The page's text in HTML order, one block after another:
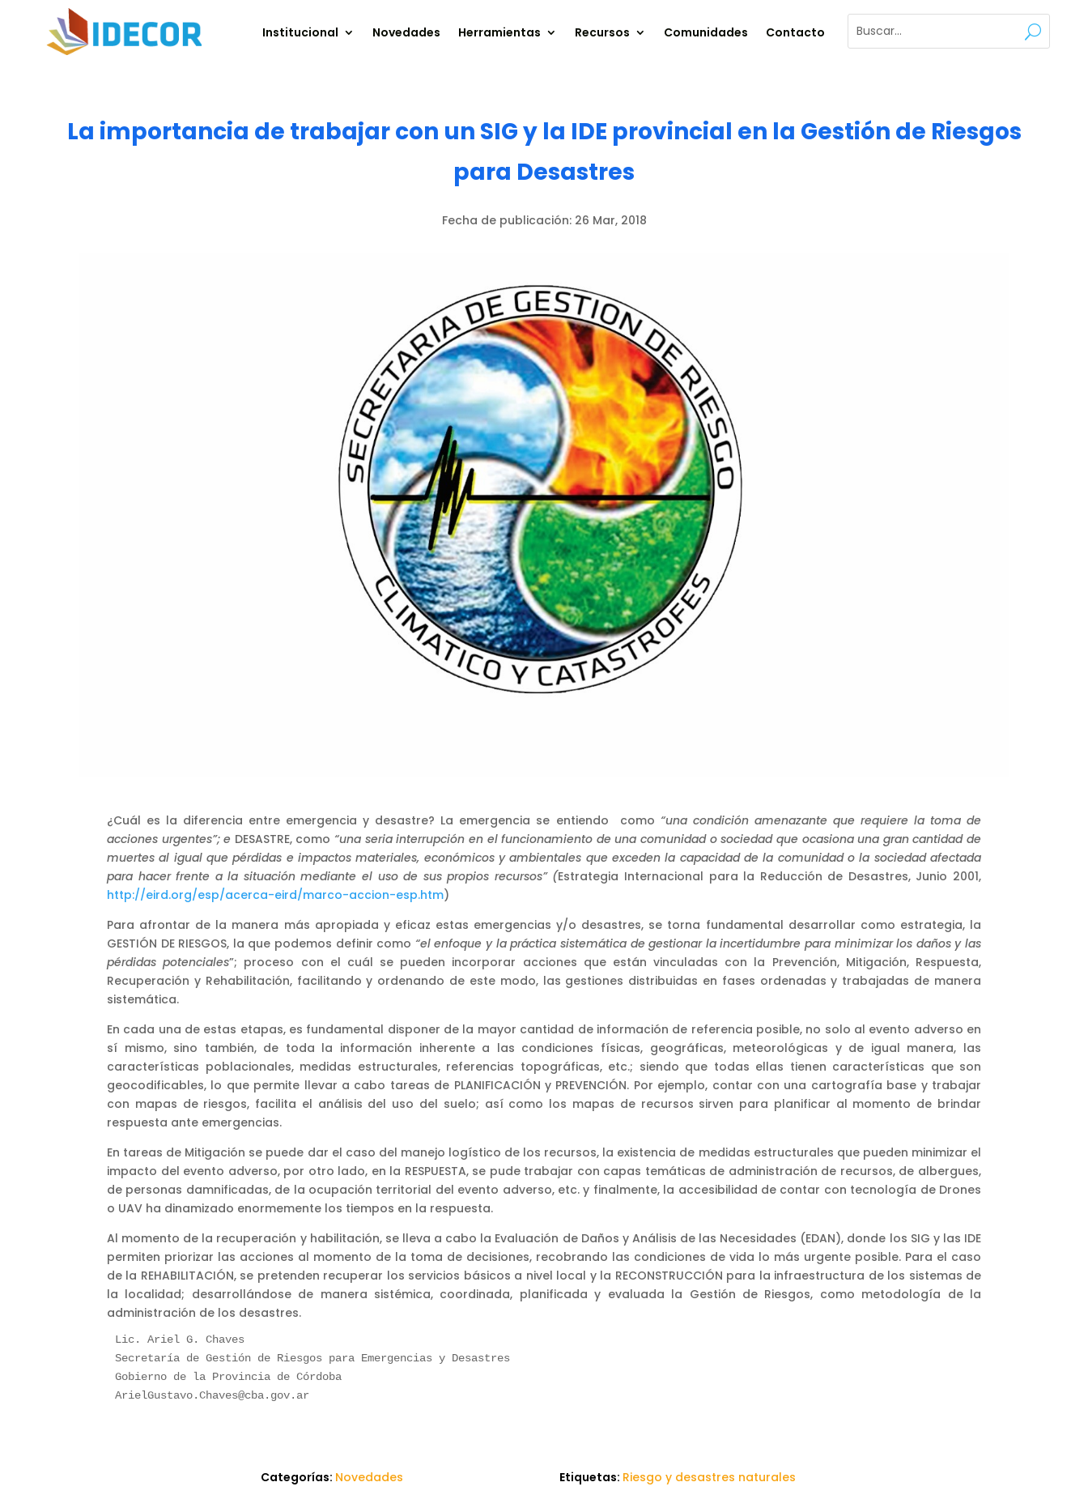
Institucional Novedades Herramientas Recursos Comunidades Contacto
La importancia de trabajar con un SIG y la IDE provincial en la Gestión de Riesgos
para Desastres
Fecha de publicación: 26 Mar, 2018
¿Cuál es la diferencia entre emergencia y desastre? La emergencia se entiendo como “una condición amenazante que requiere la toma de
acciones urgentes”; e DESASTRE, como “una seria interrupción en el funcionamiento de una comunidad o sociedad que ocasiona una gran cantidad de
muertes al igual que pérdidas e impactos materiales, económicos y ambientales que exceden la capacidad de la comunidad o la sociedad afectada
para hacer frente a la situación mediante el uso de sus propios recursos” (Estrategia Internacional para la Reducción de Desastres, Junio 2001,
http://eird.org/esp/acerca-eird/marco-accion-esp.htm)
Para afrontar de la manera más apropiada y eficaz estas emergencias y/o desastres, se torna fundamental desarrollar como estrategia, la
GESTIÓN DE RIESGOS, la que podemos definir como “el enfoque y la práctica sistemática de gestionar la incertidumbre para minimizar los daños y las
pérdidas potenciales”; proceso con el cuál se pueden incorporar acciones que están vinculadas con la Prevención, Mitigación, Respuesta,
Recuperación y Rehabilitación, facilitando y ordenando de este modo, las gestiones distribuidas en fases ordenadas y trabajadas de manera
sistemática.
En cada una de estas etapas, es fundamental disponer de la mayor cantidad de información de referencia posible, no solo al evento adverso en
sí mismo, sino también, de toda la información inherente a las condiciones físicas, geográficas, meteorológicas y de igual manera, las
características poblacionales, medidas estructurales, referencias topográficas, etc.; siendo que todas ellas tienen características que son
geocodificables, lo que permite llevar a cabo tareas de PLANIFICACIÓN y PREVENCIÓN. Por ejemplo, contar con una cartografía base y trabajar
con mapas de riesgos, facilita el análisis del uso del suelo; así como los mapas de recursos sirven para planificar al momento de brindar
respuesta ante emergencias.
En tareas de Mitigación se puede dar el caso del manejo logístico de los recursos, la existencia de medidas estructurales que pueden minimizar el
impacto del evento adverso, por otro lado, en la RESPUESTA, se pude trabajar con capas temáticas de administración de recursos, de albergues,
de personas damnificadas, de la ocupación territorial del evento adverso, etc. y finalmente, la accesibilidad de contar con tecnología de Drones
o UAV ha dinamizado enormemente los tiempos en la respuesta.
Al momento de la recuperación y habilitación, se lleva a cabo la Evaluación de Daños y Análisis de las Necesidades (EDAN), donde los SIG y las IDE
permiten priorizar las acciones al momento de la toma de decisiones, recobrando las condiciones de vida lo más urgente posible. Para el caso
de la REHABILITACIÓN, se pretenden recuperar los servicios básicos a nivel local y la RECONSTRUCCIÓN para la infraestructura de los sistemas de
la localidad; desarrollándose de manera sistémica, coordinada, planificada y evaluada la Gestión de Riesgos, como metodología de la
administración de los desastres.
Lic. Ariel G. Chaves
Secretaría de Gestión de Riesgos para Emergencias y Desastres
ArielGustavo.Chaves@cba.gov.ar
Categorías: Novedades Etiquetas: Riesgo y desastres naturales